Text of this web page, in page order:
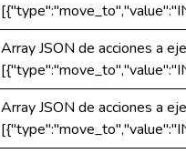
Array JSON de acciones a
Array JSON de acciones a